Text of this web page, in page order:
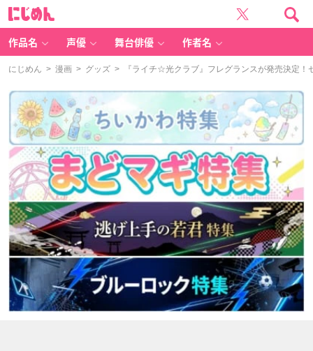
作品名 声優 舞台俳優 作者名
にじめん > 漫画 > グッズ > 『ライチ☆光クラブ』フレグランスが発売決定！